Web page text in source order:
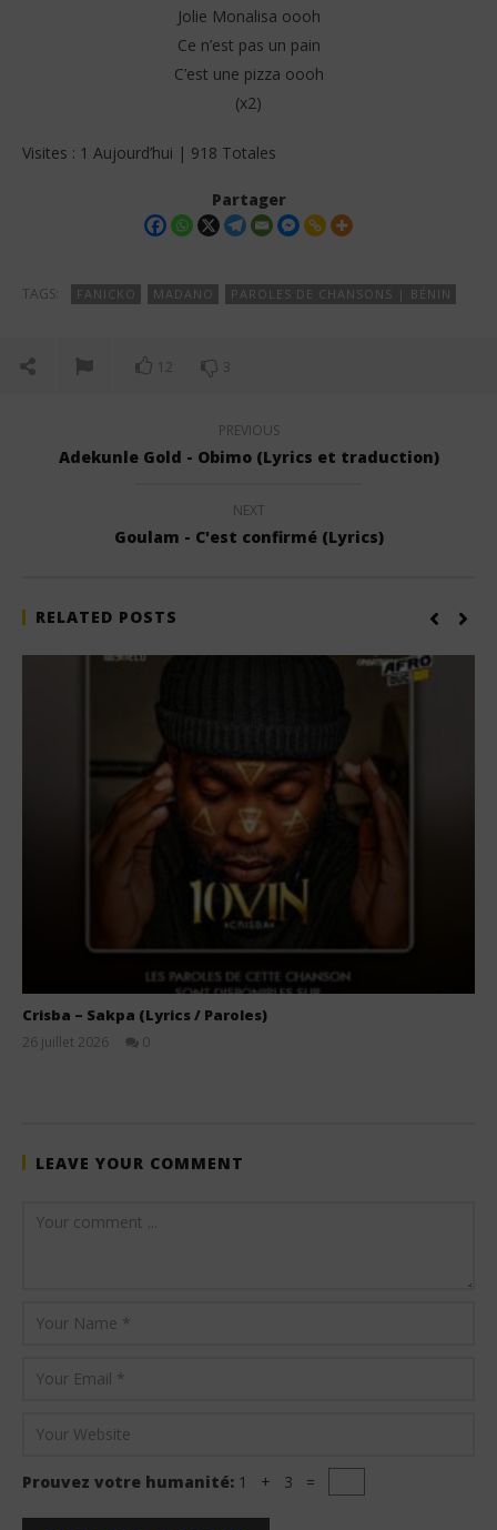
Jolie Monalisa oooh
Ce n’est pas un pain
C’est une pizza oooh
(x2)
Visites : 1 Aujourd’hui | 918 Totales
Partager
TAGS: FANICKO MADANO PAROLES DE CHANSONS | BÉNIN
12 3
PREVIOUS
Adekunle Gold - Obimo (Lyrics et traduction)
NEXT
Goulam - C'est confirmé (Lyrics)
RELATED POSTS
Crisba – Sakpa (Lyrics / Paroles)
26 juillet 2026
0
LEAVE YOUR COMMENT
Prouvez votre humanité: 1 + 3 =